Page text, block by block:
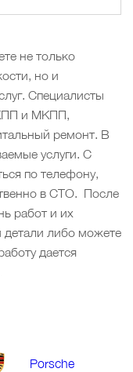
не только
но и
Специалисты
и МКПП,
ремонт. В
услуги. С
по телефону,
в СТО. После
работ и их
детали либо можете
дается
Porsche